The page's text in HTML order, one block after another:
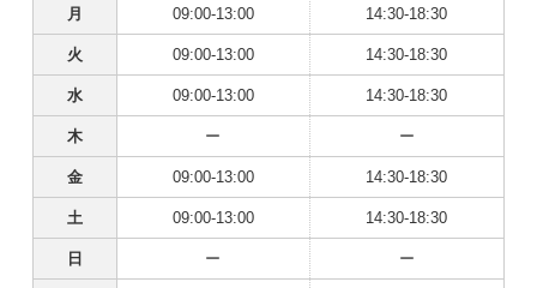
月 09:00-13:00 14:30-18:30
火 09:00-13:00 14:30-18:30
水 09:00-13:00 14:30-18:30
木 ー ー
金 09:00-13:00 14:30-18:30
土 09:00-13:00 14:30-18:30
日 ー ー